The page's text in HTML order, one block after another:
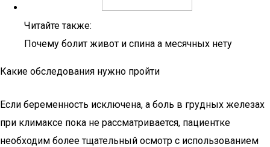
Читайте также:
Почему болит живот и спина а месячных нету
Какие обследования нужно пройти
Если беременность исключена, а боль в грудных железах
при климаксе пока не рассматривается, пациентке
необходим более тщательный осмотр с использованием